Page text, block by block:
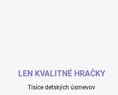
LEN KVALITNÉ HRAČKY
Tisíce detských úsmevov